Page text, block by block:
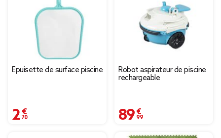
Épuisette de surface piscine
2,70 €
Robot aspirateur de piscine
rechargeable
89,99 €